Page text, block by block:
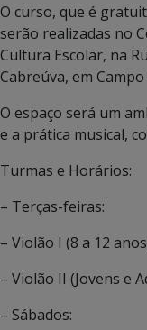
O curso, que é
serão realizadas no
Cultura Escolar, na
Cabreúva, em
O espaço será um
e a prática musical,
Turmas e Horários:
– Terças-feiras:
– Violão I (8 a 12
– Violão II (Jovens e
– Sábados: